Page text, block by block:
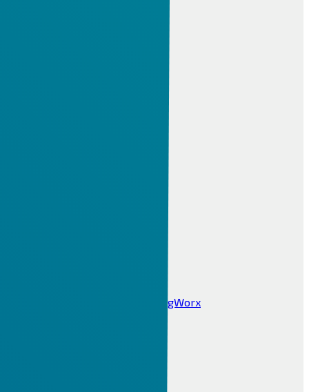
Internet Of Things IOT ThingWorx